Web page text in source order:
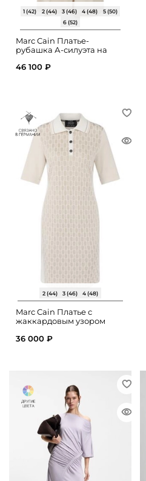
1 (42) 2 (44) 3 (46) 4 (48)
5 (50)
6 (52)
Marc Cain Платье-
рубашка А-силуэта на
46 100 ₽
2 (44) 3 (46) 4 (48)
Marc Cain Платье с
жаккардовым узором
36 000 ₽